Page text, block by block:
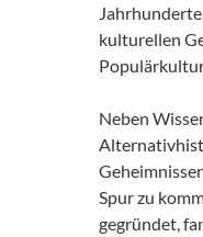
kulturellen
Neben
Spur zu
gegründet,